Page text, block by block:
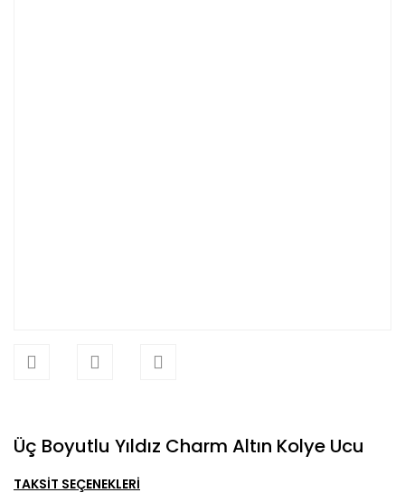
Üç Boyutlu Yıldız Charm Altın Kolye Ucu
TAKSİT SEÇENEKLERİ